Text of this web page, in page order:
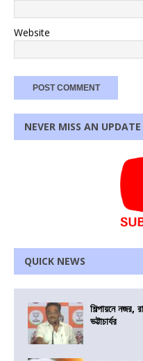
Website
NEVER MISS AN UPDATE
QUICK NEWS
শিল্পায়নে নজর,
ভট্টাচার্যর